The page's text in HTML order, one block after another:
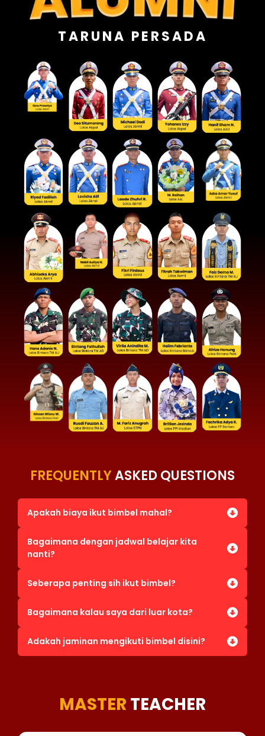
TARUNA PERSADA
FREQUENTLYASKED QUESTIONS
Apakah biaya ikut bimbel mahal?
Bagaimana dengan jadwal belajar kita
nanti?
Seberapa penting sih ikut bimbel?
Bagaimana kalau saya dari luar kota?
Adakah jaminan mengikuti bimbel disini?
MASTER TEACHER